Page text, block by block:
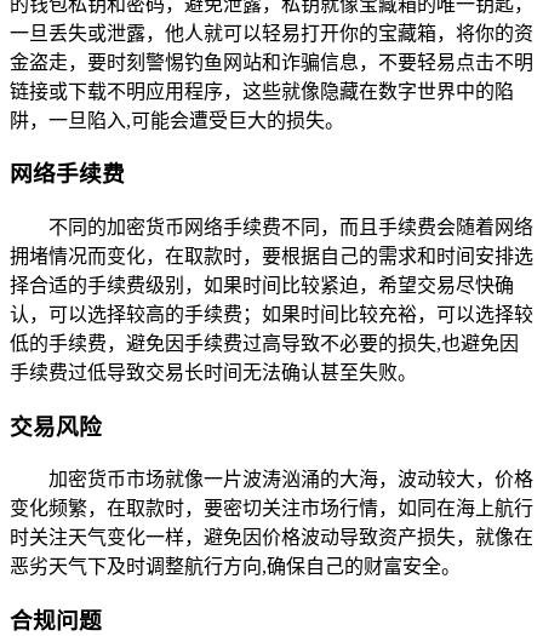
一旦丢失或泄露，他人就可以轻易打开你的宝藏箱，将你的资
金盗走，要时刻警惕钓鱼网站和诈骗信息，不要轻易点击不明
链接或下载不明应用程序，这些就像隐藏在数字世界中的陷
阱，一旦陷入,可能会遭受巨大的损失。
网络手续费
不同的加密货币网络手续费不同，而且手续费会随着网络
拥堵情况而变化，在取款时，要根据自己的需求和时间安排选
择合适的手续费级别，如果时间比较紧迫，希望交易尽快确
认，可以选择较高的手续费；如果时间比较充裕，可以选择较
低的手续费，避免因手续费过高导致不必要的损失,也避免因
手续费过低导致交易长时间无法确认甚至失败。
交易风险
加密货币市场就像一片波涛汹涌的大海，波动较大，价格
变化频繁，在取款时，要密切关注市场行情，如同在海上航行
时关注天气变化一样，避免因价格波动导致资产损失，就像在
恶劣天气下及时调整航行方向,确保自己的财富安全。
合规问题